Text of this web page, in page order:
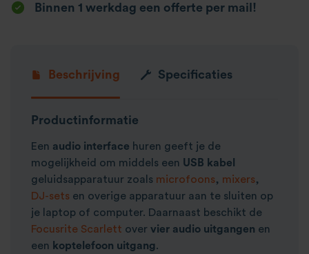
Binnen 1 werkdag een offerte per mail!
Beschrijving Specificaties
Productinformatie
Een audio interface huren geeft je de
mogelijkheid om middels een USB kabel
geluidsapparatuur zoals microfoons, mixers,
DJ-sets en overige apparatuur aan te sluiten op
je laptop of computer. Daarnaast beschikt de
Focusrite Scarlett over vier audio uitgangen en
een koptelefoon uitgang.